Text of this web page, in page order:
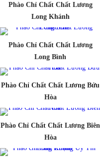
Phào Chỉ Chất Chất Lương
Long Khánh
Phào Chỉ Chất Chất Lương
Long Bình
Phào Chỉ Chất Chất Lương Bửu
Hòa
Phào Chỉ Chất Chất Lương Biên
Hòa